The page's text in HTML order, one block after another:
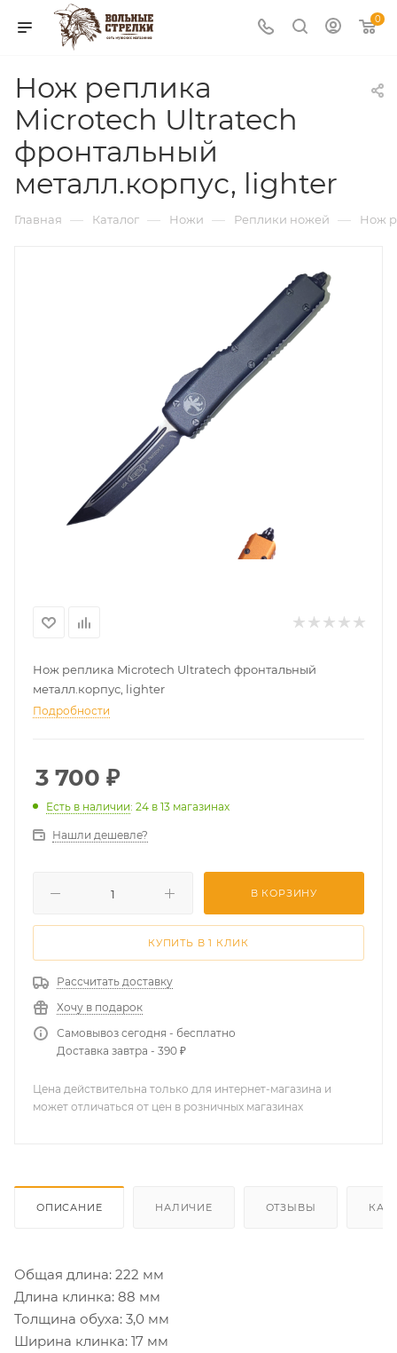
0
Нож реплика
Microtech Ultratech
фронтальный
металл.корпус, lighter
Главная — Каталог — Ножи — Реплики ножей — Нож
Нож реплика Microtech Ultratech фронтальный
металл.корпус, lighter
Подробности
3 700 ₽
Есть в наличии: 24 в 13 магазинах
Нашли дешевле?
В КОРЗИНУ
КУПИТЬ В 1 КЛИК
Рассчитать доставку
Хочу в подарок
Самовывоз сегодня - бесплатно
Доставка завтра - 390 ₽
Цена действительна только для интернет-магазина и
может отличаться от цен в розничных магазинах
ОПИСАНИЕ НАЛИЧИЕ ОТЗЫВЫ КАК
Общая длина: 222 мм
Длина клинка: 88 мм
Толщина обуха: 3,0 мм
Ширина клинка: 17 мм